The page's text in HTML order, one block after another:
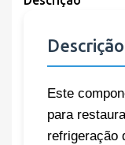
Este
para
refrigeração